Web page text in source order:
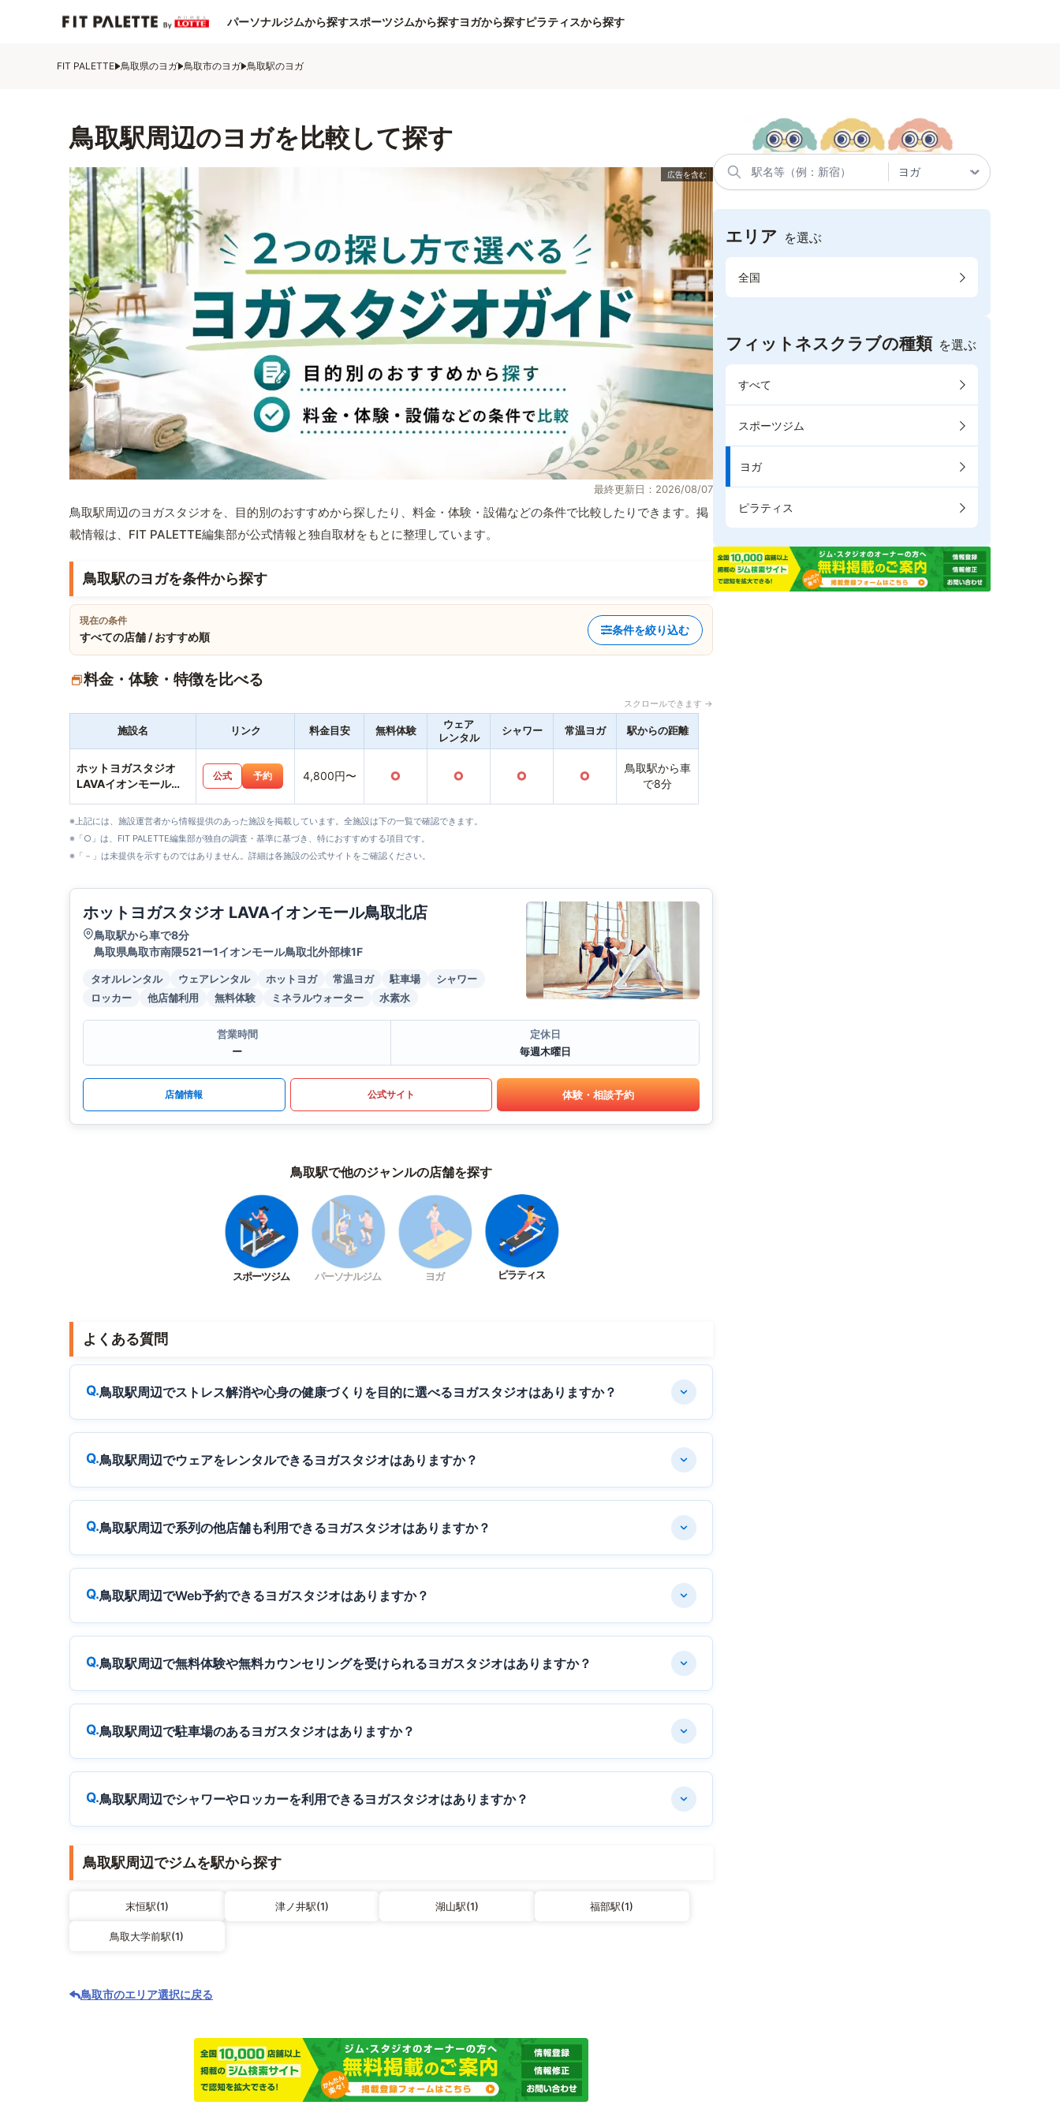
パーソナルジムから探すスポーツジムから探すヨガから探すピラティスから探す
FIT PALETTE 鳥取県のヨガ 鳥取市のヨガ 鳥取駅のヨガ
鳥取駅周辺のヨガを比較して探す
最終更新日：2026/08/07
鳥取駅周辺のヨガスタジオを、目的別のおすすめから探したり、料金・体験・設備などの条件で比較したりできます。掲
載情報は、FIT PALETTE編集部が公式情報と独自取材をもとに整理しています。
鳥取駅のヨガを条件から探す
現在の条件
すべての店舗 / おすすめ順
条件を絞り込む
料金・体験・特徴を比べる
スクロールできます →
施設名 リンク 料金目安 無料体験
ウェア
レンタル
シャワー 常温ヨガ 駅からの距離
ホットヨガスタジオ
LAVAイオンモール鳥
公式 予約 4,800円〜 ○ ○ ○ ○
鳥取駅から車
で8分
※上記には、施設運営者から情報提供のあった施設を掲載しています。全施設は下の一覧で確認できます。
※「○」は、FIT PALETTE編集部が独自の調査・基準に基づき、特におすすめする項目です。
※「－」は未提供を示すものではありません。詳細は各施設の公式サイトをご確認ください。
ホットヨガスタジオ LAVAイオンモール鳥取北店
鳥取駅から車で8分
鳥取県鳥取市南隈521ー1イオンモール鳥取北外部棟1F
タオルレンタル ウェアレンタル ホットヨガ 常温ヨガ 駐車場
シャワー
ロッカー
他店舗利用 無料体験 ミネラルウォーター 水素水
営業時間
ー
定休日
毎週木曜日
店舗情報 公式サイト 体験・相談予約
鳥取駅で他のジャンルの店舗を探す
スポーツジム パーソナルジム ヨガ ピラティス
よくある質問
鳥取駅周辺でストレス解消や心身の健康づくりを目的に選べるヨガスタジオはありますか？
鳥取駅周辺でウェアをレンタルできるヨガスタジオはありますか？
鳥取駅周辺で系列の他店舗も利用できるヨガスタジオはありますか？
鳥取駅周辺でWeb予約できるヨガスタジオはありますか？
鳥取駅周辺で無料体験や無料カウンセリングを受けられるヨガスタジオはありますか？
鳥取駅周辺で駐車場のあるヨガスタジオはありますか？
鳥取駅周辺でシャワーやロッカーを利用できるヨガスタジオはありますか？
鳥取駅周辺でジムを駅から探す
末恒駅(1) 津ノ井駅(1) 湖山駅(1) 福部駅(1)
鳥取大学前駅(1)
鳥取市のエリア選択に戻る
エリア を選ぶ
全国
フィットネスクラブの種類 を選ぶ
すべて
スポーツジム
ヨガ
ピラティス